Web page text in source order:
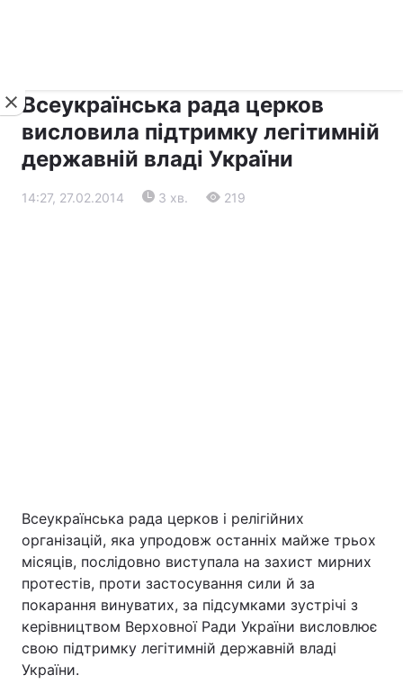
Головна Війна
Україна Політика
Економіка
Всеукраїнська рада церков
висловила підтримку легітимній
державній владі України
14:27, 27.02.2014 3 хв. 219
Всеукраїнська рада церков і релігійних
організацій, яка упродовж останніх майже трьох
місяців, послідовно виступала на захист мирних
протестів, проти застосування сили й за
покарання винуватих, за підсумками зустрічі з
керівництвом Верховної Ради України висловлює
свою підтримку легітимній державній владі
України.